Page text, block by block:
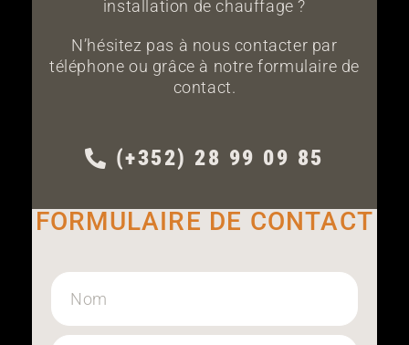
installation de chauffage ?
N’hésitez pas à nous contacter par
téléphone ou grâce à notre formulaire de
contact.
(+352) 28 99 09 85
FORMULAIRE DE CONTACT